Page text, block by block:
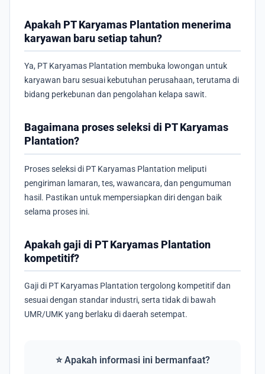
Apakah PT Karyamas Plantation menerima
karyawan baru setiap tahun?
Ya, PT Karyamas Plantation membuka lowongan untuk
karyawan baru sesuai kebutuhan perusahaan, terutama di
bidang perkebunan dan pengolahan kelapa sawit.
Bagaimana proses seleksi di PT Karyamas
Plantation?
Proses seleksi di PT Karyamas Plantation meliputi
pengiriman lamaran, tes, wawancara, dan pengumuman
hasil. Pastikan untuk mempersiapkan diri dengan baik
selama proses ini.
Apakah gaji di PT Karyamas Plantation
kompetitif?
Gaji di PT Karyamas Plantation tergolong kompetitif dan
sesuai dengan standar industri, serta tidak di bawah
UMR/UMK yang berlaku di daerah setempat.
⭐ Apakah informasi ini bermanfaat?